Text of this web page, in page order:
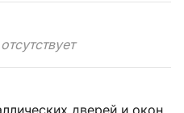
дверей и окон